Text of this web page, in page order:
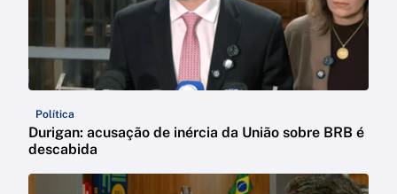
Política
Durigan: acusação de inércia da União sobre BRB é
descabida